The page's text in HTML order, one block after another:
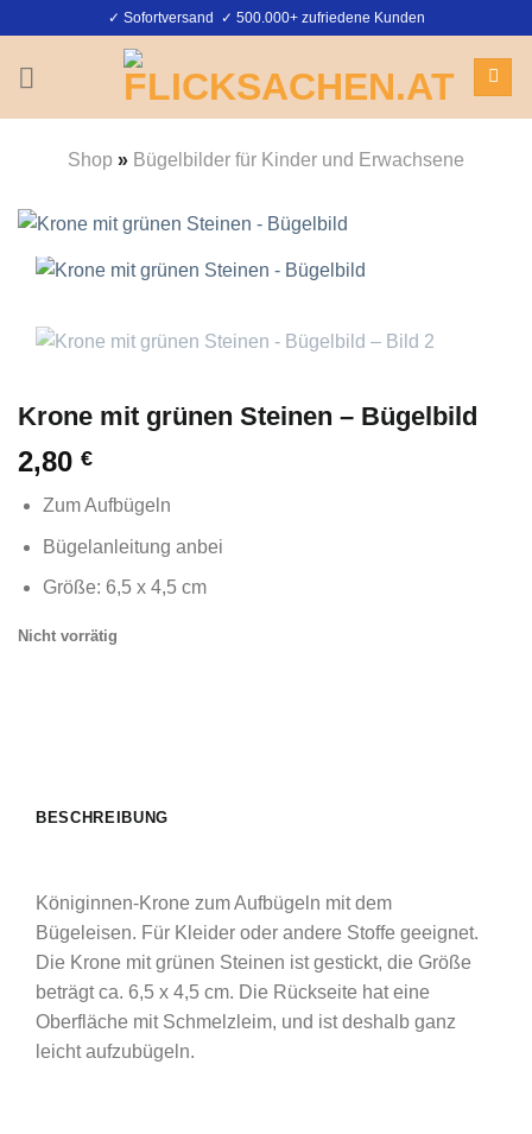
springen
✓ Sofortversand ✓ 500.000+ zufriedene Kunden
Shop » Bügelbilder für Kinder und Erwachsene
Krone mit grünen Steinen – Bügelbild
2,80 €
Zum Aufbügeln
Bügelanleitung anbei
Größe: 6,5 x 4,5 cm
Nicht vorrätig
BESCHREIBUNG
Königinnen-Krone zum Aufbügeln mit dem
Bügeleisen. Für Kleider oder andere Stoffe geeignet.
Die Krone mit grünen Steinen ist gestickt, die Größe
beträgt ca. 6,5 x 4,5 cm. Die Rückseite hat eine
Oberfläche mit Schmelzleim, und ist deshalb ganz
leicht aufzubügeln.